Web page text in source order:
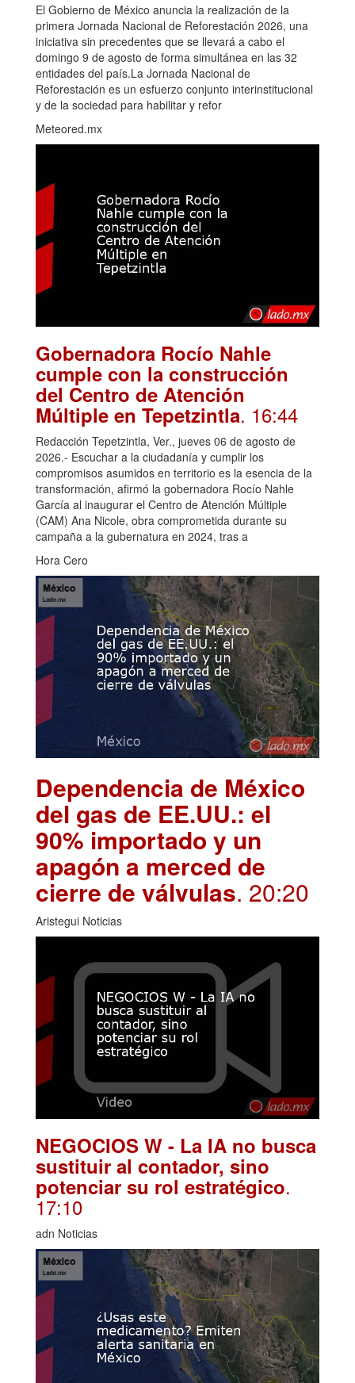
El Gobierno de México anuncia la realización de la
primera Jornada Nacional de Reforestación 2026, una
iniciativa sin precedentes que se llevará a cabo el
domingo 9 de agosto de forma simultánea en las 32
entidades del país.La Jornada Nacional de
Reforestación es un esfuerzo conjunto interinstitucional
y de la sociedad para habilitar y refor
Meteored.mx
Gobernadora Rocío Nahle
cumple con la construcción
del Centro de Atención
Múltiple en Tepetzintla. 16:44
Redacción Tepetzintla, Ver., jueves 06 de agosto de
2026.- Escuchar a la ciudadanía y cumplir los
compromisos asumidos en territorio es la esencia de la
transformación, afirmó la gobernadora Rocío Nahle
García al inaugurar el Centro de Atención Múltiple
(CAM) Ana Nicole, obra comprometida durante su
campaña a la gubernatura en 2024, tras a
Hora Cero
Dependencia de México
del gas de EE.UU.: el
90% importado y un
apagón a merced de
cierre de válvulas. 20:20
Aristegui Noticias
NEGOCIOS W - La IA no busca
sustituir al contador, sino
potenciar su rol estratégico.
17:10
adn Noticias